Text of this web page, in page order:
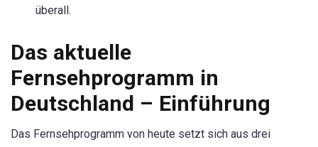
überall.
Das aktuelle
Fernsehprogramm in
Deutschland – Einführung
Das Fernsehprogramm von heute setzt sich aus drei